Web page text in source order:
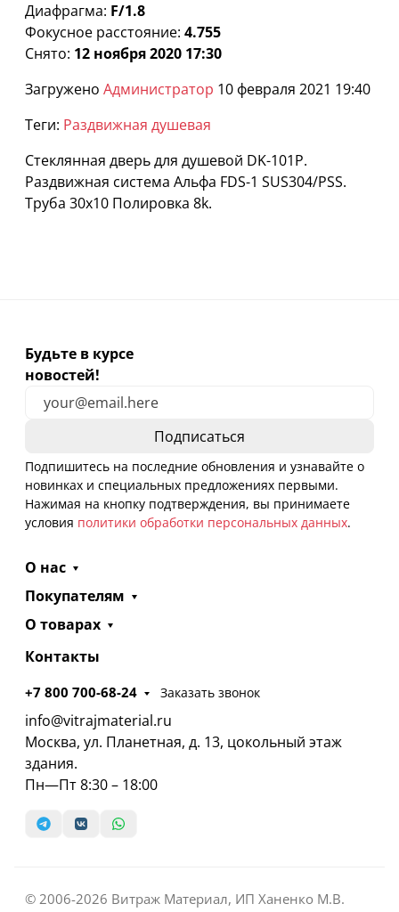
Диафрагма: F/1.8
Фокусное расстояние: 4.755
Снято: 12 ноября 2020 17:30
Загружено Администратор 10 февраля 2021 19:40
Теги: Раздвижная душевая
Стеклянная дверь для душевой DK-101P.
Раздвижная система Альфа FDS-1 SUS304/PSS.
Труба 30х10 Полировка 8k.
Будьте в курсе
новостей!
Подпишитесь на последние обновления и узнавайте о
новинках и специальных предложениях первыми.
Нажимая на кнопку подтверждения, вы принимаете
условия политики обработки персональных данных.
О нас
Покупателям
О товарах
Контакты
+7 800 700-68-24 Заказать звонок
info@vitrajmaterial.ru
Москва, ул. Планетная, д. 13, цокольный этаж
здания.
Пн—Пт 8:30 – 18:00
© 2006-2026 Витраж Материал, ИП Ханенко М.В.